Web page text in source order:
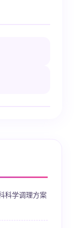
科学调理方案